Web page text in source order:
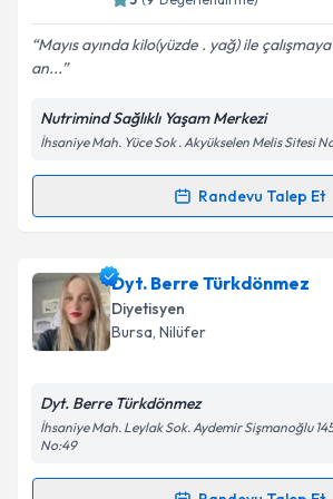
E-posta Adresiniz
Kişisel verilerimin işlenmesine
kapsamda işlenmesini kabul
( Değerlendirme)
Mayıs ayında kilo(yüzde . yağ) ile
an...
Nutrimind Sağlıklı Yaşam Merkezi
İhsaniye Mah. Yüce Sok . Akyükselen Melis Sitesi No
Randevu Talep Et
Randevu Takvimi Talebi
Dyt. Sare Etkeseriçin randevu
oluşturun. Size bu uzmandan randevu
takvim hazırlandığında e-posta ile
Kişisel verilerimin işlenmesine
Dyt. Berre Türkdönmez
Diyetisyen
Bursa, Nilüfer
Dyt. Berre Türkdönmez
İhsaniye Mah. Leylak Sok. Aydemir Sişmanoğlu